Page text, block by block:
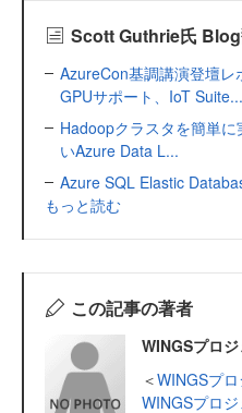
Scott Guthrie氏
AzureCon基調講演登壇レ
GPUサポート、IoT Suite...
Hadoopクラスタを簡単
いAzure Data L...
Azure SQL Elastic
もっと読む
この記事の著者
WINGSプロ
＜WINGSプロ
WINGSプロジ